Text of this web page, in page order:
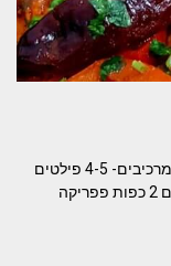
מתכון לדג מרוקאי לשבת מאת – אילנית כרבי המרכיבים- 4-5 פילטים